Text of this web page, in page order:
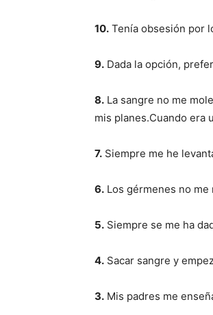
10. Tenía obsesión por
9. Dada la opción,
8. La sangre no me
mis planes.Cuando era
7. Siempre me he
6. Los gérmenes no
5. Siempre se me ha
4. Sacar sangre y
3. Mis padres me